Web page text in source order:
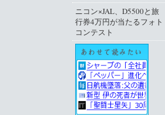
ニコン×JAL、D5500と旅
行券4万円が当たるフォト
コンテスト